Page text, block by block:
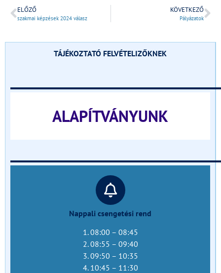
ELŐZŐ
szakmai képzések 2024 válasz
KÖVETKEZŐ
Pályázatok
TÁJÉKOZTATÓ FELVÉTELIZŐKNEK
ALAPÍTVÁNYUNK
Nappali csengetési rend
1. 08:00 – 08:45
2. 08:55 – 09:40
3. 09:50 – 10:35
4. 10:45 – 11:30